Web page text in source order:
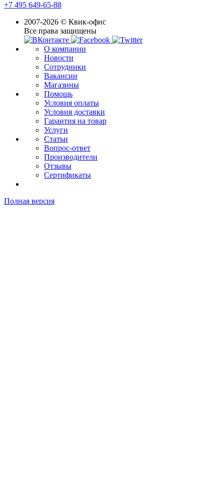
+7 495 649-65-88
2007-2026 © Квик-офис
Все права защищены
О компании
Новости
Сотрудники
Вакансии
Магазины
Помощь
Условия оплаты
Условия доставки
Гарантия на товар
Услуги
Статьи
Вопрос-ответ
Производители
Отзывы
Сертификаты
Полная версия